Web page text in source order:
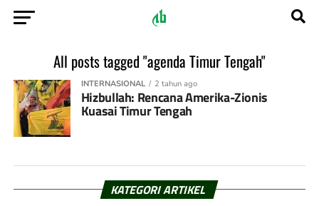
All posts tagged "agenda Timur Tengah"
INTERNASIONAL 2 tahun ago
Hizbullah: Rencana Amerika-Zionis
Kuasai Timur Tengah
KATEGORI ARTIKEL